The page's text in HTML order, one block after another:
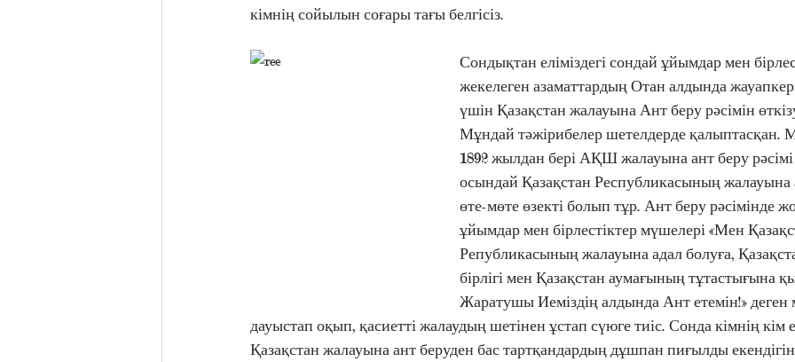
кімнің сойылын соғары тағы белгісіз.
Сондықтан еліміздегі сондай ұйымдар мен
жекелеген азаматтардың Отан алдында
үшін Қазақстан жалауына Ант беру рəсімін
Мұндай тəжірибелер шетелдерде
1892 жылдан бері АҚШ жалауына ант беру рəсімі
осындай Қазақстан Республикасының жалауына
өте-мөте өзекті болып тұр. Ант беру рəсімінде
ұйымдар мен бірлестіктер мүшелері «Мен
Републикасының жалауына адал болуға,
бірлігі мен Қазақстан аумағының тұтастығына
Жаратушы Иеміздің алдында Ант етемін!» деген
дауыстап оқып, қасиетті жалаудың шетінен ұстап сүюге тиіс. Сонда кімнің кім
Қазақстан жалауына ант беруден бас тартқандардың дұшпан пиғылды